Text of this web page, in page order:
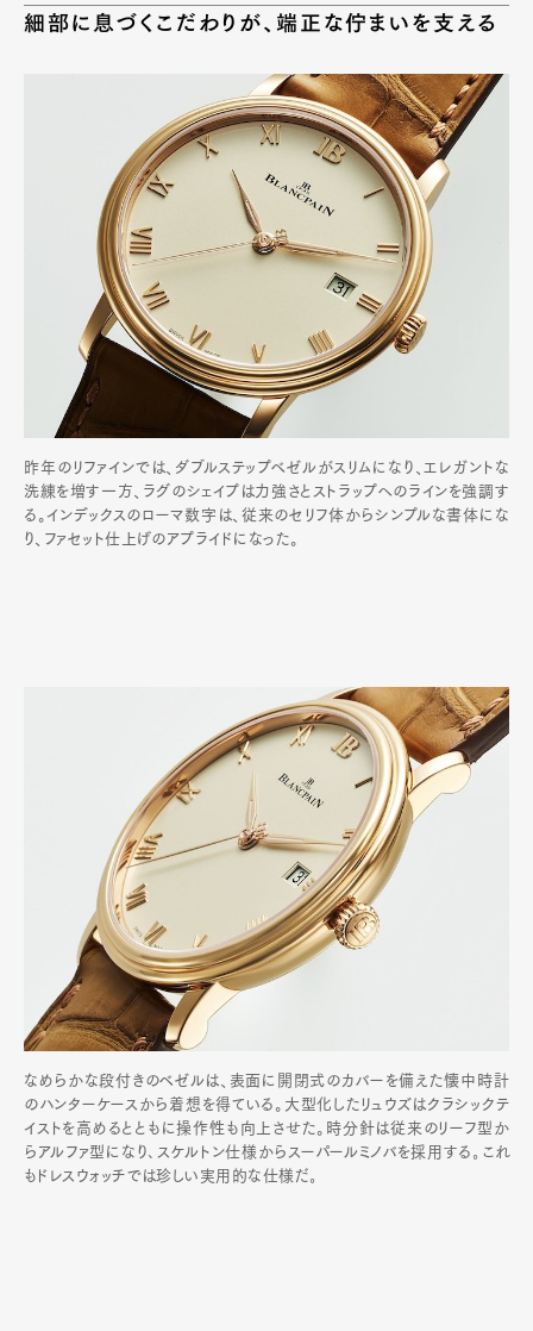
細部に息づくこだわりが、端正な佇まいを支える
昨年のリファインでは、ダブルステップベゼルがスリムになり、エレガントな
洗練を増す一方、ラグのシェイプは力強さとストラップへのラインを強調す
る。インデックスのローマ数字は、従来のセリフ体からシンプルな書体にな
り、ファセット仕上げのアプライドになった。
なめらかな段付きのベゼルは、表面に開閉式のカバーを備えた懐中時計
のハンターケースから着想を得ている。大型化したリュウズはクラシックテ
イストを高めるとともに操作性も向上させた。時分針は従来のリーフ型か
らアルファ型になり､スケルトン仕様からスーパールミノバを採用する｡これ
もドレスウォッチでは珍しい実用的な仕様だ｡